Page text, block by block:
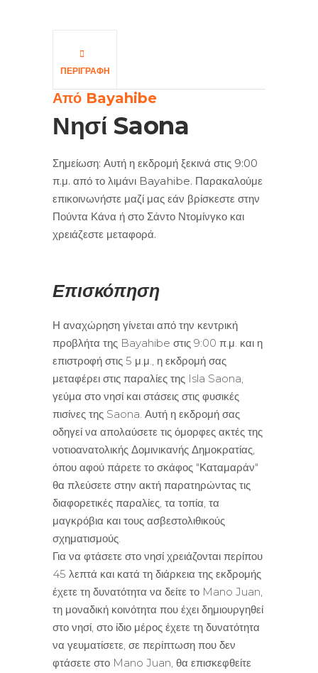
ΠΕΡΙΓΡΑΦΉ
Από Bayahibe
Νησί Saona
Σημείωση: Αυτή η εκδρομή ξεκινά στις 9:00
π.μ. από το λιμάνι Bayahibe. Παρακαλούμε
επικοινωνήστε μαζί μας εάν βρίσκεστε στην
Πούντα Κάνα ή στο Σάντο Ντομίνγκο και
χρειάζεστε μεταφορά.
Επισκόπηση
Η αναχώρηση γίνεται από την κεντρική
προβλήτα της Bayahibe στις 9:00 π.μ. και η
επιστροφή στις 5 μ.μ., η εκδρομή σας
μεταφέρει στις παραλίες της Isla Saona,
γεύμα στο νησί και στάσεις στις φυσικές
πισίνες της Saona. Αυτή η εκδρομή σας
οδηγεί να απολαύσετε τις όμορφες ακτές της
νοτιοανατολικής Δομινικανής Δημοκρατίας,
όπου αφού πάρετε το σκάφος "Καταμαράν"
θα πλεύσετε στην ακτή παρατηρώντας τις
διαφορετικές παραλίες, τα τοπία, τα
μαγκρόβια και τους ασβεστολιθικούς
σχηματισμούς.
Για να φτάσετε στο νησί χρειάζονται περίπου
45 λεπτά και κατά τη διάρκεια της εκδρομής
έχετε τη δυνατότητα να δείτε το Mano Juan,
τη μοναδική κοινότητα που έχει δημιουργηθεί
στο νησί, στο ίδιο μέρος έχετε τη δυνατότητα
να γευματίσετε, σε περίπτωση που δεν
φτάσετε στο Mano Juan, θα επισκεφθείτε